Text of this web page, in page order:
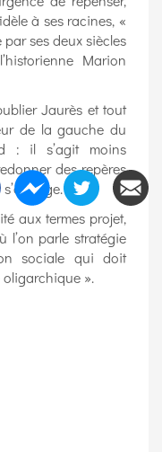
à ses racines, «
ses deux siècles
Marion
Jaurès et tout
de la gauche du
: il s’agit moins
des repères
aux termes projet,
l’on parle stratégie
sociale qui doit
oligarchique ».